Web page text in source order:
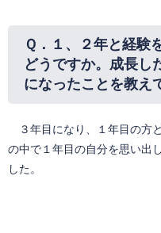
Ｑ． １、２年と経験
どうですか。成長し
になったことを教え
３年目になり、１年目の方
の中で１年目の自分を思い出
した。